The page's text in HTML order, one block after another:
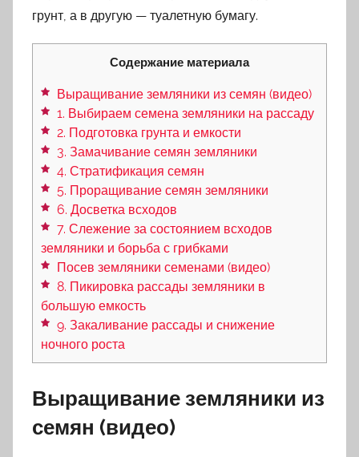
грунт, а в другую — туалетную бумагу.
Содержание материала
Выращивание земляники из семян (видео)
1. Выбираем семена земляники на рассаду
2. Подготовка грунта и емкости
3. Замачивание семян земляники
4. Стратификация семян
5. Проращивание семян земляники
6. Досветка всходов
7. Слежение за состоянием всходов
земляники и борьба с грибками
Посев земляники семенами (видео)
8. Пикировка рассады земляники в
большую емкость
9. Закаливание рассады и снижение
ночного роста
Выращивание земляники из
семян (видео)